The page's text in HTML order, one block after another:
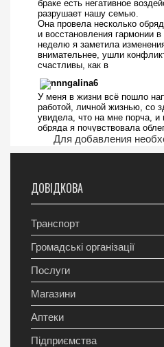
Для добавления
ДОВІДКОВА
Транспорт
Громадські організації
Послуги
Магазини
Аптеки
Підприємства